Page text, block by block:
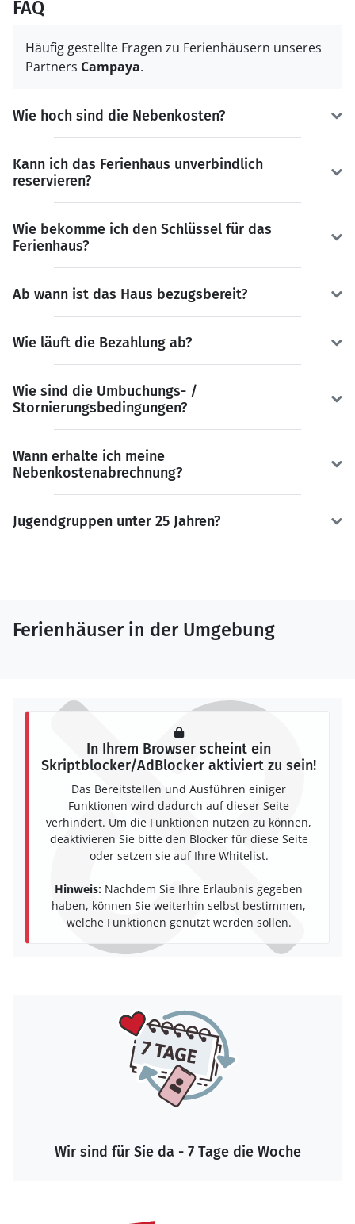
FAQ
Häufig gestellte Fragen zu Ferienhäusern unseres
Partners Campaya.
Wie hoch sind die Nebenkosten?
Kann ich das Ferienhaus unverbindlich
reservieren?
Wie bekomme ich den Schlüssel für das
Ferienhaus?
Ab wann ist das Haus bezugsbereit?
Wie läuft die Bezahlung ab?
Wie sind die Umbuchungs- /
Stornierungsbedingungen?
Wann erhalte ich meine
Nebenkostenabrechnung?
Jugendgruppen unter 25 Jahren?
Ferienhäuser in der Umgebung
In Ihrem Browser scheint ein
Skriptblocker/AdBlocker aktiviert zu sein!
Das Bereitstellen und Ausführen einiger
Funktionen wird dadurch auf dieser Seite
verhindert. Um die Funktionen nutzen zu können,
deaktivieren Sie bitte den Blocker für diese Seite
oder setzen sie auf Ihre Whitelist.
Hinweis: Nachdem Sie Ihre Erlaubnis gegeben
haben, können Sie weiterhin selbst bestimmen,
welche Funktionen genutzt werden sollen.
Wir sind für Sie da - 7 Tage die Woche